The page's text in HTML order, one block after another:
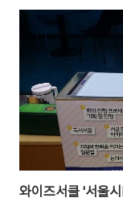
사회에 대한 깊이 있
할 수 있어요. 이번에
'큰 일'을 벌이셨습니
을 공유하고 언젠가는
은 분들의 관심과..
와이즈서클 '서울